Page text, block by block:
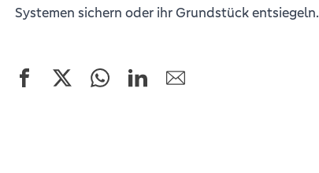
Systemen sichern oder ihr Grundstück entsiegeln.